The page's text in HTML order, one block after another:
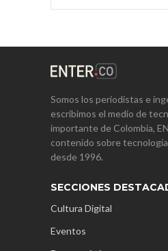
Somos los periodistas e
escribimos el medio de
importante de Colombia,
contenido sobre
desde 1996.
SECCIONES
Cultura Digital
Eventos